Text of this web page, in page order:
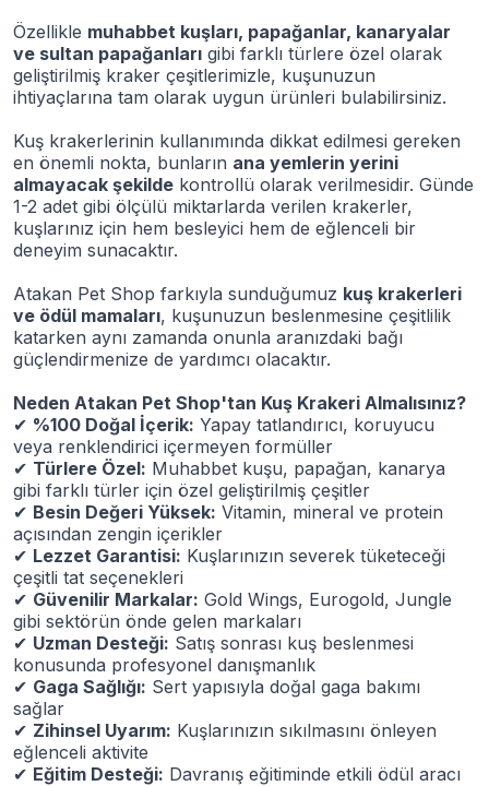
Özellikle muhabbet kuşları, papağanlar, kanaryalar
ve sultan papağanları gibi farklı türlere özel olarak
geliştirilmiş kraker çeşitlerimizle, kuşunuzun
ihtiyaçlarına tam olarak uygun ürünleri bulabilirsiniz.
Kuş krakerlerinin kullanımında dikkat edilmesi gereken
en önemli nokta, bunların ana yemlerin yerini
almayacak şekilde kontrollü olarak verilmesidir. Günde
1-2 adet gibi ölçülü miktarlarda verilen krakerler,
kuşlarınız için hem besleyici hem de eğlenceli bir
deneyim sunacaktır.
Atakan Pet Shop farkıyla sunduğumuz kuş krakerleri
ve ödül mamaları, kuşunuzun beslenmesine çeşitlilik
katarken aynı zamanda onunla aranızdaki bağı
güçlendirmenize de yardımcı olacaktır.
Neden Atakan Pet Shop'tan Kuş Krakeri Almalısınız?
✔ %100 Doğal İçerik: Yapay tatlandırıcı, koruyucu
veya renklendirici içermeyen formüller
✔ Türlere Özel: Muhabbet kuşu, papağan, kanarya
gibi farklı türler için özel geliştirilmiş çeşitler
✔ Besin Değeri Yüksek: Vitamin, mineral ve protein
açısından zengin içerikler
✔ Lezzet Garantisi: Kuşlarınızın severek tüketeceği
çeşitli tat seçenekleri
✔ Güvenilir Markalar: Gold Wings, Eurogold, Jungle
gibi sektörün önde gelen markaları
✔ Uzman Desteği: Satış sonrası kuş beslenmesi
konusunda profesyonel danışmanlık
✔ Gaga Sağlığı: Sert yapısıyla doğal gaga bakımı
sağlar
✔ Zihinsel Uyarım: Kuşlarınızın sıkılmasını önleyen
eğlenceli aktivite
✔ Eğitim Desteği: Davranış eğitiminde etkili ödül aracı